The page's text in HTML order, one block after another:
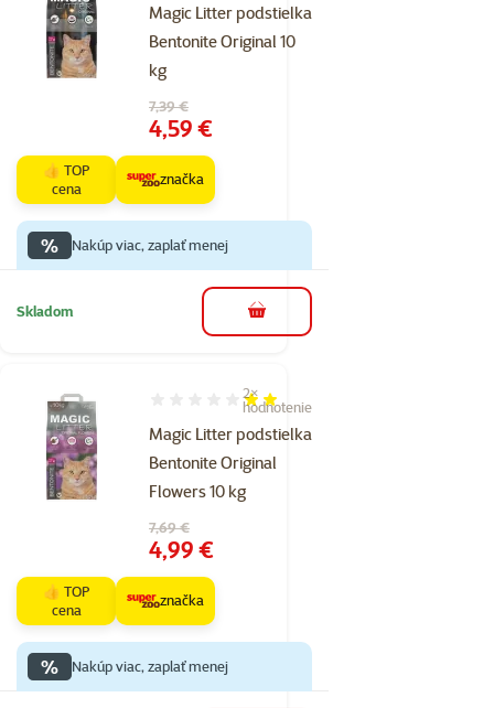
Magic Litter podstielka
Bentonite Original 10
kg
Pôvodná cena
7,39 €
Cena
4,59 €
👍 TOP
cena
značka
% Nakúp viac, zaplať menej
Skladom do košíka
Magic Litter podstielka
Bentonite Original
Flowers 10 kg
Hodnotenie 40%, počet hodnotení: 2
2×
hodnotenie
Pôvodná cena
7,69 €
Cena
4,99 €
👍 TOP
cena
značka
% Nakúp viac, zaplať menej